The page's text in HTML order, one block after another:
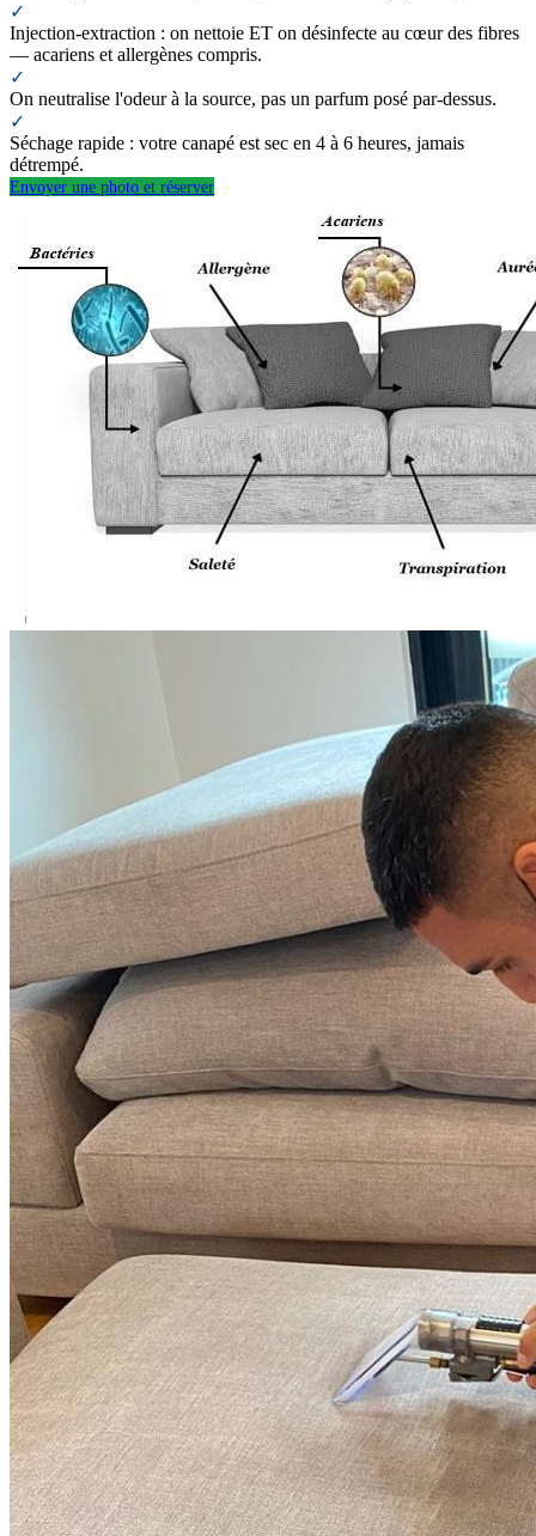
✓
Injection-extraction : on nettoie ET on désinfecte au cœur des fibres
— acariens et allergènes compris.
✓
On neutralise l'odeur à la source, pas un parfum posé par-dessus.
✓
Séchage rapide : votre canapé est sec en 4 à 6 heures, jamais
détrempé.
Envoyer une photo et réserver